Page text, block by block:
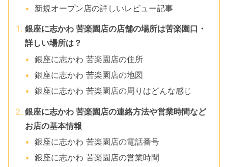
新規オープン店の詳しいレビュー記事
銀座に志かわ 苦楽園店の店舗の場所は苦楽園口・
詳しい場所は？
銀座に志かわ 苦楽園店の住所
銀座に志かわ 苦楽園店の地図
銀座に志かわ 苦楽園店の周りはどんな感じ
銀座に志かわ 苦楽園店の連絡方法や営業時間など
お店の基本情報
銀座に志かわ 苦楽園店の電話番号
銀座に志かわ 苦楽園店の営業時間